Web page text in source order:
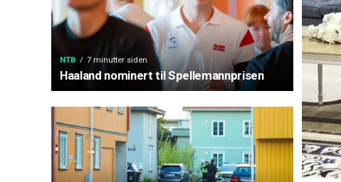
NTB 7 minutter siden
Haaland nominert til Spellemannprisen